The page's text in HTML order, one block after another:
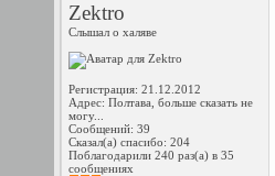
Zektro
Слышал о халяве
Регистрация: 21.12.2012
Адрес: Полтава, больше сказать не
могу...
Сообщений: 39
Сказал(а) спасибо: 204
Поблагодарили 240 раз(а) в 35
сообщениях